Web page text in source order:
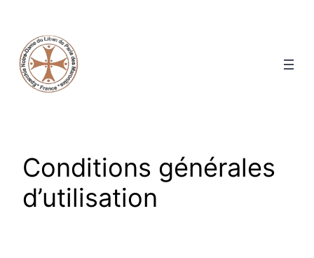
Conditions générales
d’utilisation